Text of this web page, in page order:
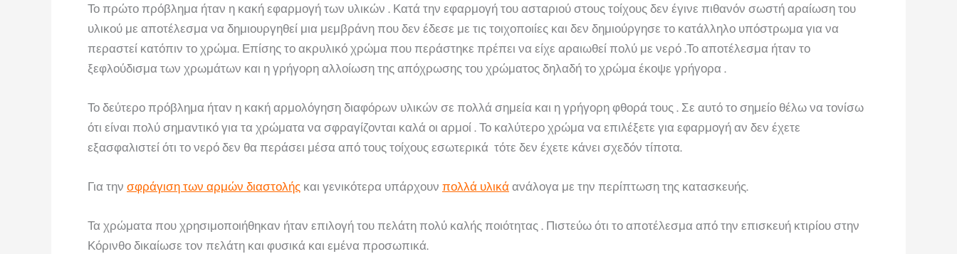
Το πρώτο πρόβλημα ήταν η κακή εφαρμογή των υλικών . Κατά την εφαρμογή του ασταριού στους τοίχους δεν έγινε πιθανόν σωστή αραίωση του
υλικού με αποτέλεσμα να δημιουργηθεί μια μεμβράνη που δεν έδεσε με τις τοιχοποιίες και δεν δημιούργησε το κατάλληλο υπόστρωμα για να
περαστεί κατόπιν το χρώμα. Επίσης το ακρυλικό χρώμα που περάστηκε πρέπει να είχε αραιωθεί πολύ με νερό .Το αποτέλεσμα ήταν το
ξεφλούδισμα των χρωμάτων και η γρήγορη αλλοίωση της απόχρωσης του χρώματος δηλαδή το χρώμα έκοψε γρήγορα .
Το δεύτερο πρόβλημα ήταν η κακή αρμολόγηση διαφόρων υλικών σε πολλά σημεία και η γρήγορη φθορά τους . Σε αυτό το σημείο θέλω να τονίσω
ότι είναι πολύ σημαντικό για τα χρώματα να σφραγίζονται καλά οι αρμοί . Το καλύτερο χρώμα να επιλέξετε για εφαρμογή αν δεν έχετε
εξασφαλιστεί ότι το νερό δεν θα περάσει μέσα από τους τοίχους εσωτερικά τότε δεν έχετε κάνει σχεδόν τίποτα.
Για την σφράγιση των αρμών διαστολής και γενικότερα υπάρχουν πολλά υλικά ανάλογα με την περίπτωση της κατασκευής.
Τα χρώματα που χρησιμοποιήθηκαν ήταν επιλογή του πελάτη πολύ καλής ποιότητας . Πιστεύω ότι το αποτέλεσμα από την επισκευή κτιρίου στην
Κόρινθο δικαίωσε τον πελάτη και φυσικά και εμένα προσωπικά.